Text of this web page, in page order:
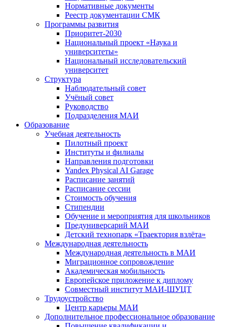
Нормативные документы
Реестр документации СМК
Программы развития
Приоритет-2030
Национальный проект «Наука и
университеты»
Национальный исследовательский
университет
Структура
Наблюдательный совет
Учёный совет
Руководство
Подразделения МАИ
Образование
Учебная деятельность
Пилотный проект
Институты и филиалы
Направления подготовки
Yandex Physical AI Garage
Расписание занятий
Расписание сессии
Стоимость обучения
Стипендии
Обучение и мероприятия для школьников
Предуниверсарий МАИ
Детский технопарк «Траектория взлёта»
Международная деятельность
Международная деятельность в МАИ
Миграционное сопровождение
Академическая мобильность
Европейское приложение к диплому
Совместный институт МАИ-ШУЦТ
Трудоустройство
Центр карьеры МАИ
Дополнительное профессиональное образование